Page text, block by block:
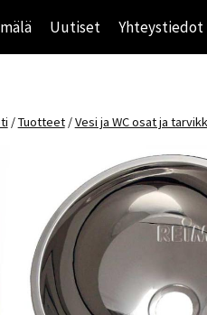
Uutiset Yhteystiedot
/Tuotteet /Vesi ja WC osat ja